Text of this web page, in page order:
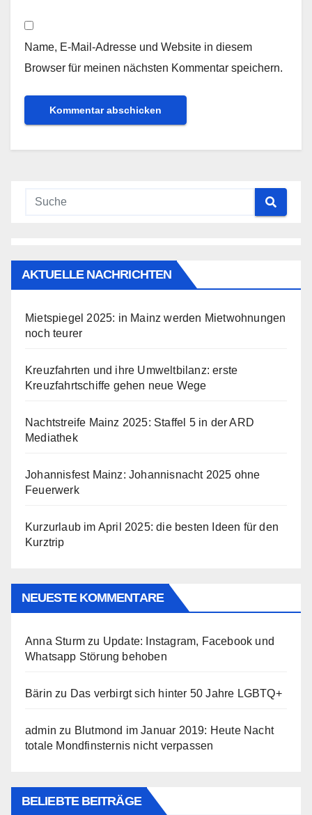
Name, E-Mail-Adresse und Website in diesem
Browser für meinen nächsten Kommentar speichern.
AKTUELLE NACHRICHTEN
Mietspiegel 2025: in Mainz werden Mietwohnungen
noch teurer
Kreuzfahrten und ihre Umweltbilanz: erste
Kreuzfahrtschiffe gehen neue Wege
Nachtstreife Mainz 2025: Staffel 5 in der ARD
Mediathek
Johannisfest Mainz: Johannisnacht 2025 ohne
Feuerwerk
Kurzurlaub im April 2025: die besten Ideen für den
Kurztrip
NEUESTE KOMMENTARE
Anna Sturm zu Update: Instagram, Facebook und
Whatsapp Störung behoben
Bärin zu Das verbirgt sich hinter 50 Jahre LGBTQ+
admin zu Blutmond im Januar 2019: Heute Nacht
totale Mondfinsternis nicht verpassen
BELIEBTE BEITRÄGE